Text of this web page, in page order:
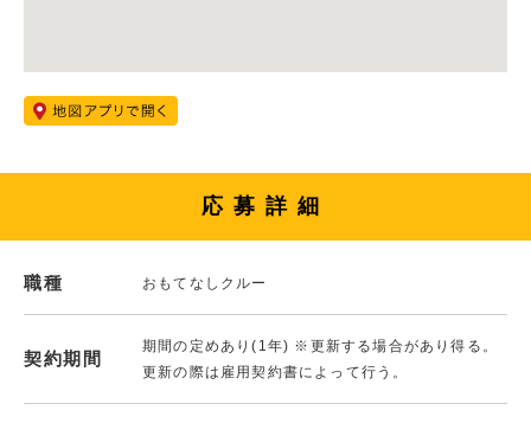
応募詳細
職種 おもてなしクルー
契約期間
期間の定めあり(1年) ※更新する場合があり得る。
更新の際は雇用契約書によって行う。